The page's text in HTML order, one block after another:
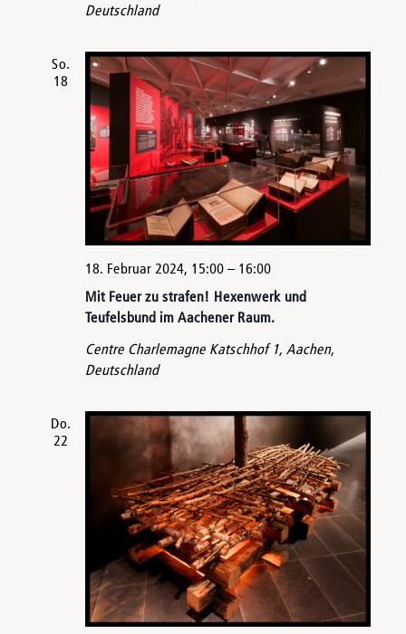
Deutschland
So.
18
Mit Feuer zu strafen! Hexenwerk und
Teufelsbund im Aachener Raum.
18. Februar 2024, 15:00– 16:00
Centre Charlemagne Katschhof 1, Aachen,
Deutschland
Do.
22